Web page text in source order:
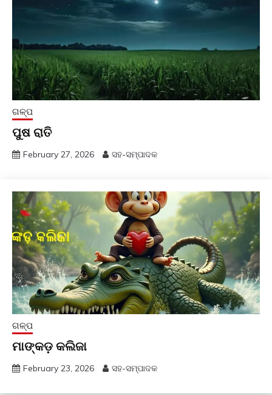
ଗଳ୍ପ
ପୁଷ ରାତି
February 27, 2026 ସହ-ସମ୍ପାଦକ
ଗଳ୍ପ
ମାଙ୍କଡ଼ କଲିଜା
February 23, 2026 ସହ-ସମ୍ପାଦକ